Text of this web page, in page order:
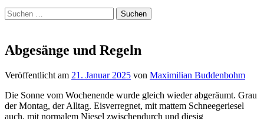
Suchen
nach:
Abgesänge und Regeln
Veröffentlicht am 21. Januar 2025 von Maximilian Buddenbohm
Die Sonne vom Wochenende wurde gleich wieder abgeräumt. Grau
der Montag, der Alltag. Eisverregnet, mit mattem Schneegeriesel
auch, mit normalem Niesel zwischendurch und diesig